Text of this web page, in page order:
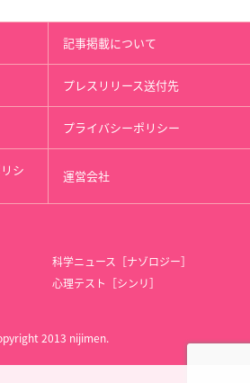
記事掲載について
プレスリリース送付先
プライバシーポリシー
シ 運営会社
科学ニュース［ナゾロジー］
心理テスト［シンリ］
2013 nijimen.